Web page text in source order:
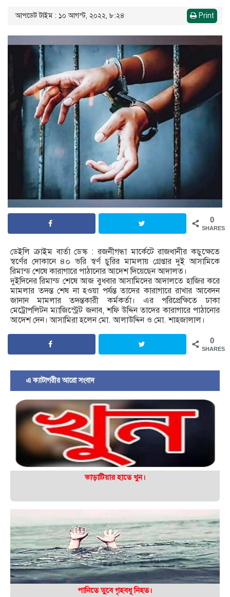
আপডেট টাইম : ১০ আগস্ট, ২০২২, ৮:২৪ Print
0
SHARES
ডেইলি ক্রাইম বার্তা ডেস্ক : রজনীগন্ধা মার্কেটে রাজধানীর কচুক্ষেতে
স্বর্ণের দোকানে ৪০ ভরি স্বর্ণ চুরির মামলায় গ্রেপ্তার দুই আসামিকে
রিমান্ড শেষে কারাগারে পাঠানোর আদেশ দিয়েছেন আদালত।
দুইদিনের রিমান্ড শেষে আজ বুধবার আসামিদের আদালতে হাজির করে
মামলার তদন্ত শেষ না হওয়া পর্যন্ত তাদের কারাগারে রাখার আবেদন
জানান মামলার তদন্তকারী কর্মকর্তা। এর পরিপ্রেক্ষিতে ঢাকা
মেট্রোপলিটন ম্যাজিস্ট্রেট জনাব, শফি উদ্দিন তাদের কারাগারে পাঠানোর
আদেশ দেন। আসামিরা হলেন মো. আলাউদ্দিন ও মো. শাহজালাল।
0
SHARES
এ ক্যাটাগরীর আরো সংবাদ
ভাড়াটিয়ার হাতে খুন।
পানিতে ডুবে গৃহবধূ নিহত।